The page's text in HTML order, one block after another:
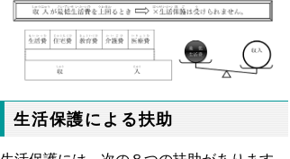
生活保護による扶助